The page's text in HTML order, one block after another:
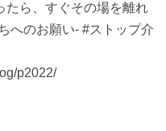
たら、すぐその場を離れ
へのお願い- #ストップ介
p2022/